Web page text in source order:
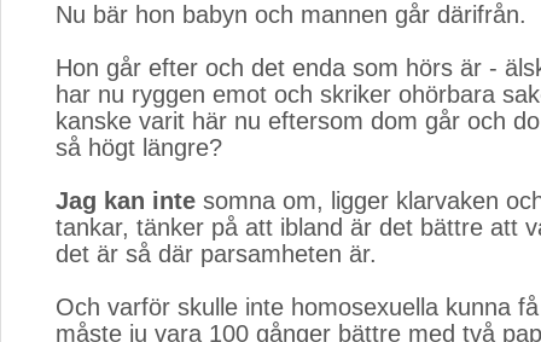
Nu bär hon babyn och mannen går därifrån.
Hon går efter och det enda som hörs är -
har nu ryggen emot och skriker ohörbara
kanske varit här nu eftersom dom går och
så högt längre?
Jag kan inte somna om, ligger klarvaken
tankar, tänker på att ibland är det bättre att
det är så där parsamheten är.
Och varför skulle inte homosexuella kunna
måste ju vara 100 gånger bättre med två